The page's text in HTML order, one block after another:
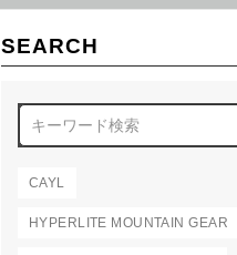
SEARCH
CAYL
HYPERLITE MOUNTAIN GEAR